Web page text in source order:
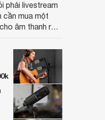
phải livestream
cần mua một
âm thanh rõ
âm loại nào tốt?
sẽ là gợi ý tốt
phẩm tốt.